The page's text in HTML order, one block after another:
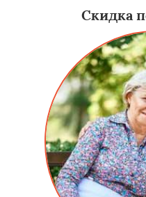
Скидка